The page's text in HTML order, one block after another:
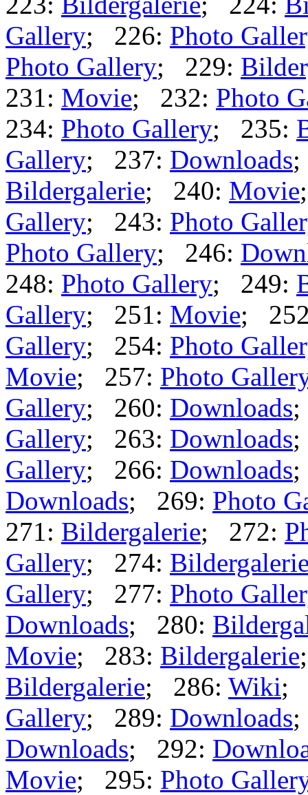
Gallery; 226: Photo
Photo Gallery; 229:
231: Movie; 232: Photo
234: Photo Gallery; 235:
Gallery; 237: Downloads
Bildergalerie; 240: Movie
Gallery; 243: Photo
Photo Gallery; 246:
248: Photo Gallery; 249:
Gallery; 251: Movie;
Gallery; 254: Photo
Movie; 257: Photo
Gallery; 260: Downloads
Gallery; 263: Downloads
Gallery; 266: Downloads
Downloads; 269: Photo
271: Bildergalerie; 272:
Gallery; 274:
Gallery; 277: Photo
Downloads; 280:
Movie; 283: Bildergalerie
Bildergalerie; 286: Wiki;
Gallery; 289: Downloads
Downloads; 292:
Movie; 295: Photo